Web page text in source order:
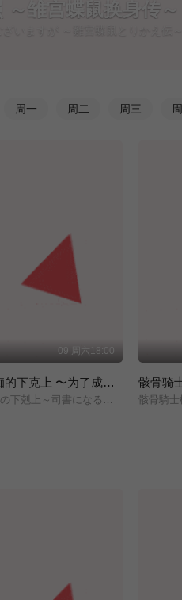
雏宫蝶鼠换身传～
周一 周 二 周三 周
09|周六18:00
小书痴的下克上 〜为了成为图书管理员而不择手段〜 领主的养女
本好きの下剋上～司書になるためには手段を選んでいられません～/領主の養女/